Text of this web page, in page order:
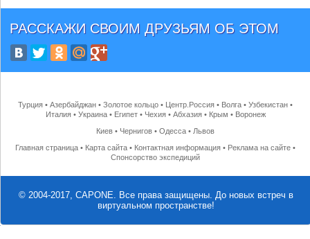
РАССКАЖИ СВОИМ ДРУЗЬЯМ ОБ ЭТОМ
Турция •Азербайджан •Золотое кольцо • Центр.Россия • Волга •Узбекистан •
Италия• Украина• Египет• Чехия• Абхазия• Крым • Воронеж
Киев • Чернигов •Одесса • Львов
Главная страница • Карта сайта • Контактная информация • Реклама на сайте •
Спонсорство экспедиций
© 2004-2017, CAPONE. Все права защищены. До новых встреч в
виртуальном пространстве!